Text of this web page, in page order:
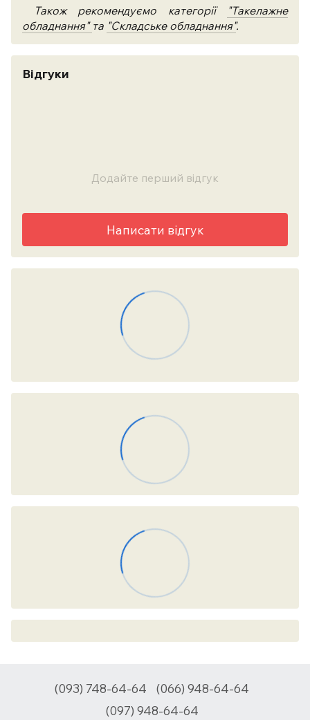
Також рекомендуємо категорії
"Такелажне
обладнання" та "Складське обладнання".
Відгуки
Додайте перший відгук
Написати відгук
(093) 748-64-64
(066) 948-64-64
(097) 948-64-64